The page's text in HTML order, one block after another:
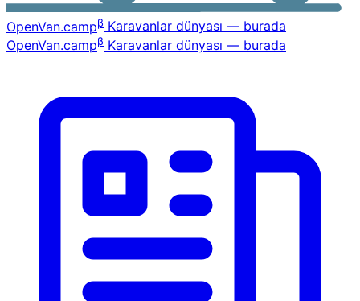
OpenVan.campβ Karavanlar dünyası — burada
OpenVan.campβ Karavanlar dünyası — burada